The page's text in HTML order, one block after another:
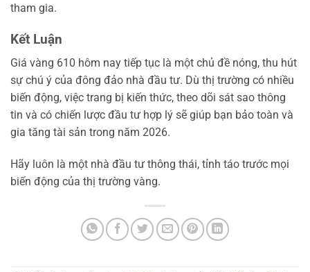
tham gia.
Kết Luận
Giá vàng 610 hôm nay tiếp tục là một chủ đề nóng, thu hút
sự chú ý của đông đảo nhà đầu tư. Dù thị trường có nhiều
biến động, việc trang bị kiến thức, theo dõi sát sao thông
tin và có chiến lược đầu tư hợp lý sẽ giúp bạn bảo toàn và
gia tăng tài sản trong năm 2026.
Hãy luôn là một nhà đầu tư thông thái, tỉnh táo trước mọi
biến động của thị trường vàng.